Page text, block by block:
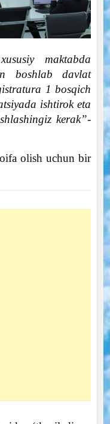
maktabda
boshlab davlat
1 bosqich
ishtirok eta
kerak”-
olish uchun bir